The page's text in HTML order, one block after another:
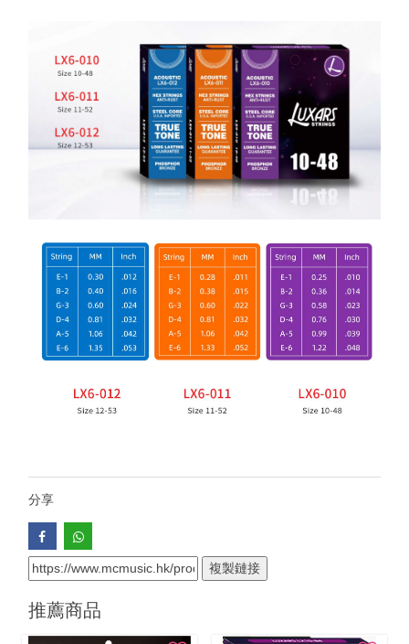
分享
複製鏈接
推薦商品